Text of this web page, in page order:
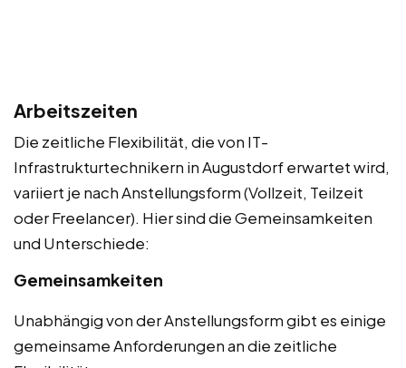
Arbeitszeiten
Die zeitliche Flexibilität, die von IT-
Infrastrukturtechnikern in Augustdorf erwartet wird,
variiert je nach Anstellungsform (Vollzeit, Teilzeit
oder Freelancer). Hier sind die Gemeinsamkeiten
und Unterschiede:
Gemeinsamkeiten
Unabhängig von der Anstellungsform gibt es einige
gemeinsame Anforderungen an die zeitliche